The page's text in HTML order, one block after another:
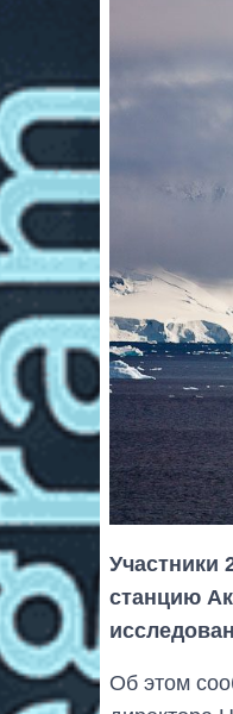
Участники
станцию
Об этом